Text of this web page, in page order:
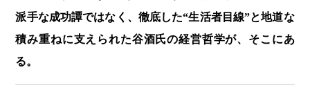
派手な成功譚ではなく、徹底した“生活者目線”と地道な
積み重ねに支えられた谷酒氏の経営哲学が、そこにあ
る。